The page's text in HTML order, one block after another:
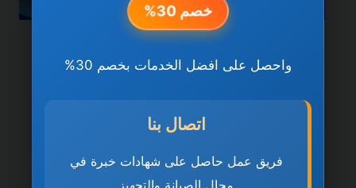
شركة تركيب وصيانة
المكيفات في عجمان
خصم 30%
واحصل على افضل الخدمات بخصم 30%
اتصال بنا
فريق عمل حاصل على شهادات خبرة في
مجال الصيانة والتجهيز